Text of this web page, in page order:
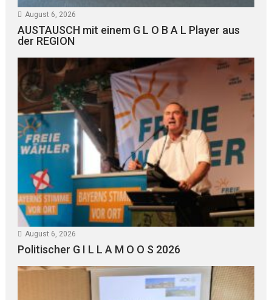
August 6, 2026
AUSTAUSCH mit einem G L O B A L Player aus
der REGION
August 6, 2026
Politischer G I L L A M O O S 2026